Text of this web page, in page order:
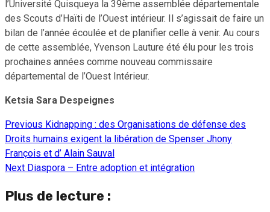
l’Université Quisqueya la 39ème assemblée départementale
des Scouts d’Haïti de l’Ouest intérieur. Il s’agissait de faire un
bilan de l’année écoulée et de planifier celle à venir. Au cours
de cette assemblée, Yvenson Lauture été élu pour les trois
prochaines années comme nouveau commissaire
départemental de l’Ouest Intérieur.
Ketsia Sara Despeignes
Continue
Reading
Previous Kidnapping : des Organisations de défense des
Droits humains exigent la libération de Spenser Jhony
François et d’ Alain Sauval
Next Diaspora – Entre adoption et intégration
Plus de lecture :